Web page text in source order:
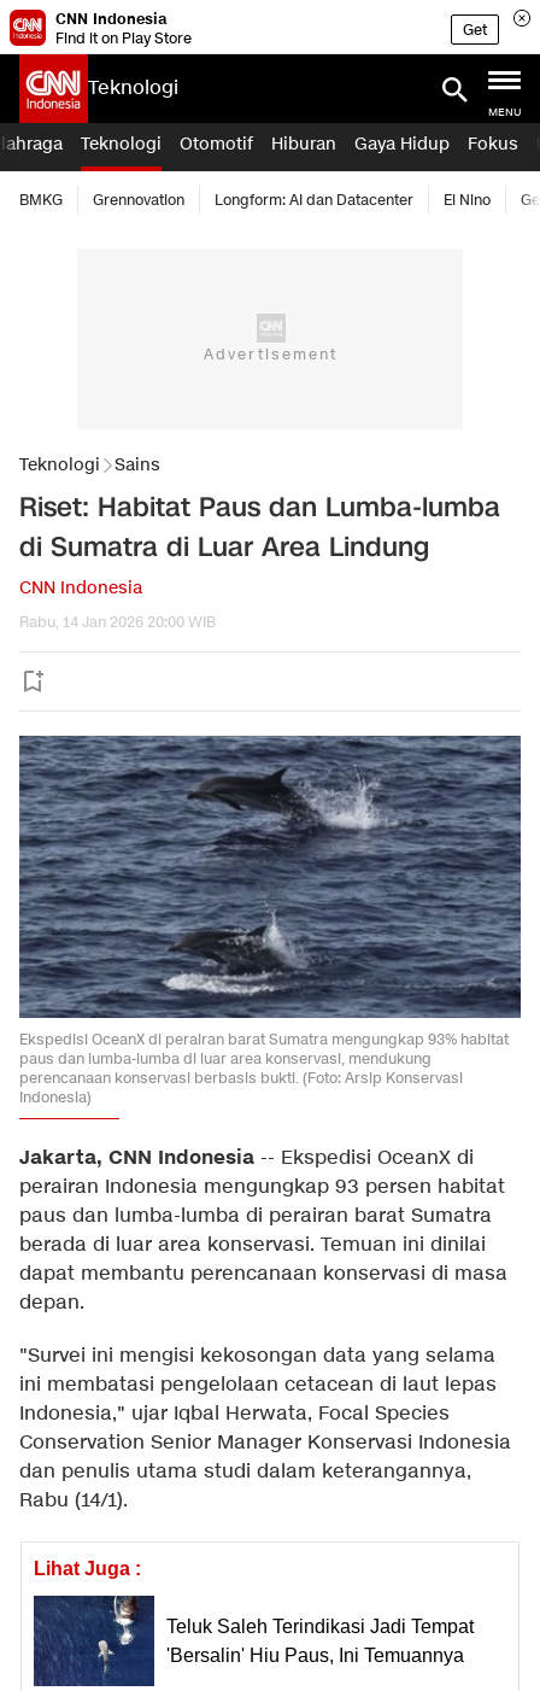
CNN Indonesia
Find it on Play Store
Get
Teknologi
MENU
Teknologi Otomotif Hiburan Gaya Hidup Fokus
BMKG Grennovation Longform: AI dan Datacenter El Nino
Teknologi Sains
Riset: Habitat Paus dan Lumba-lumba
di Sumatra di Luar Area Lindung
CNN Indonesia
Rabu, 14 Jan 2026 20:00 WIB
Ekspedisi OceanX di perairan barat Sumatra mengungkap 93% habitat
paus dan lumba-lumba di luar area konservasi, mendukung
perencanaan konservasi berbasis bukti. (Foto: Arsip Konservasi
Indonesia)
Jakarta, CNN Indonesia -- Ekspedisi OceanX di
perairan Indonesia mengungkap 93 persen habitat
paus dan lumba-lumba di perairan barat Sumatra
berada di luar area konservasi. Temuan ini dinilai
dapat membantu perencanaan konservasi di masa
depan.
"Survei ini mengisi kekosongan data yang selama
ini membatasi pengelolaan cetacean di laut lepas
Indonesia," ujar Iqbal Herwata, Focal Species
Conservation Senior Manager Konservasi Indonesia
dan penulis utama studi dalam keterangannya,
Rabu (14/1).
Lihat Juga :
Teluk Saleh Terindikasi Jadi Tempat
'Bersalin' Hiu Paus, Ini Temuannya